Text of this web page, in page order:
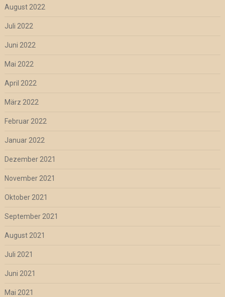
August 2022
Juli 2022
Juni 2022
Mai 2022
April 2022
März 2022
Februar 2022
Januar 2022
Dezember 2021
November 2021
Oktober 2021
September 2021
August 2021
Juli 2021
Juni 2021
Mai 2021